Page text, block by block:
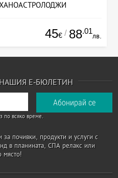
ХАНОАСТРОЛОДЖИ
45€ / 88.01
лв.
Е-БЮЛЕТИН
по всяко време.
почивки, продукти и услуги с
в планината, СПА релакс или
място!